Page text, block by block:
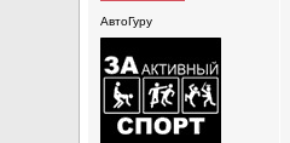
АвтоГуру